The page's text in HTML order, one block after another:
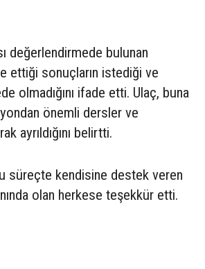
değerlendirmede bulunan
ettiği sonuçların istediği ve
olmadığını ifade etti. Ulaç, buna
önemli dersler ve
ayrıldığını belirtti.
süreçte kendisine destek veren
olan herkese teşekkür etti.